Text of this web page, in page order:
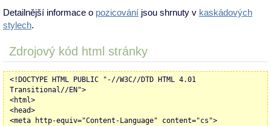
Detailnější informace o pozicování jsou shrnuty v kaskádových
stylech.
Zdrojový kód html stránky
<!DOCTYPE HTML PUBLIC "-//W3C//DTD HTML 4.01
Transitional//EN">
<html>
<head>
<meta http-equiv="Content-Language" content="cs">